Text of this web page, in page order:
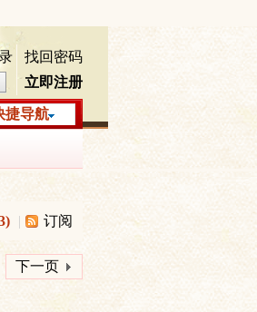
找回密码
立即注册
捷导航
) | 订阅
下一页